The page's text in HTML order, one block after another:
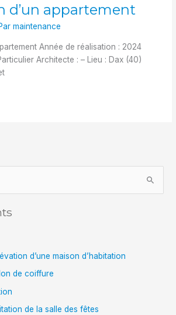
d’un appartement
maintenance
Année de réalisation : 2024
Architecte : – Lieu : Dax (40)
d’une maison d’habitation
de coiffure
de la salle des fêtes